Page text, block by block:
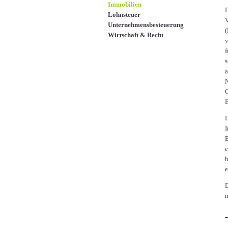
Immobilien
Lohnsteuer
Unternehmensbesteuerung
Wirtschaft & Recht